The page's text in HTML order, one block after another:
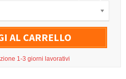
AL CARRELLO
1-3 giorni lavorativi